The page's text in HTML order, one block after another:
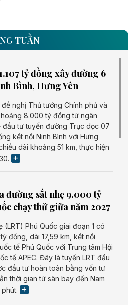
TUẦN
tỷ đồng xây đường 6
Bình, Hưng Yên
đề nghị Thủ tướng Chính phủ và
8.000 tỷ đồng từ ngân
đầu tư tuyến đường Trục dọc 07
kết nối Ninh Bình với Hưng
dài khoảng 51 km, thực hiện
đường sắt nhẹ 9.000 tỷ
chạy thử giữa năm 2027
(LRT) Phú Quốc giai đoạn 1 có
đồng, dài 17,59 km, kết nối
tế Phú Quốc với Trung tâm Hội
tế APEC. Đây là tuyến LRT đầu
đầu tư hoàn toàn bằng vốn tư
thời gian từ sân bay đến Nam